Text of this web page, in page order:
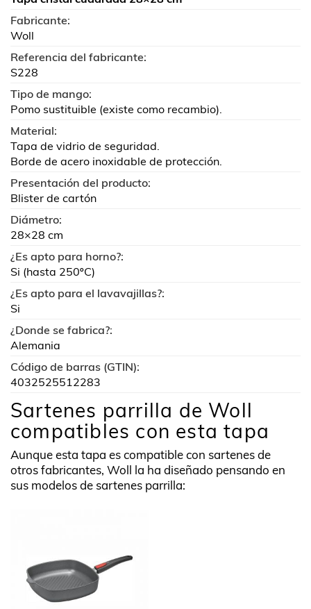
Fabricante:
Woll
Referencia del fabricante:
S228
Tipo de mango:
Pomo sustituible (existe como recambio).
Material:
Tapa de vidrio de seguridad.
Borde de acero inoxidable de protección.
Presentación del producto:
Blister de cartón
Diámetro:
28×28 cm
¿Es apto para horno?:
Si (hasta 250ºC)
¿Es apto para el lavavajillas?:
Si
¿Donde se fabrica?:
Alemania
Código de barras (GTIN):
4032525512283
Sartenes parrilla de Woll
compatibles con esta tapa
Aunque esta tapa es compatible con sartenes de
otros fabricantes, Woll la ha diseñado pensando en
sus modelos de sartenes parrilla: